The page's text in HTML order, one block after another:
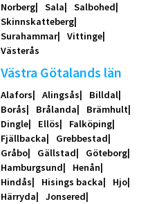
Norberg
Sala
Salbohed
Skinnskatteberg
Surahammar
Vittinge
Västerås
Västra Götalands län
Alafors Alingsås
Billdal
Borås
Brålanda
Brämhult
Dingle
Ellös
Falköping
Fjällbacka
Grebbestad
Gråbo
Gällstad
Göteborg
Hamburgsund
Henån
Hindås
Hisings backa
Hjo
Härryda
Jonsered